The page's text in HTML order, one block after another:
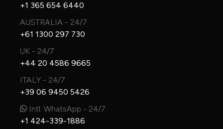
+1 365 654 6440
AUSTRALIA - 24/7
+61 1300 297 730
UK - 24/7
+44 20 4586 9665
ITALY - 24/7
+39 06 9450 5426
Intl. WhatsApp - 24/7
+1 424-339-1886